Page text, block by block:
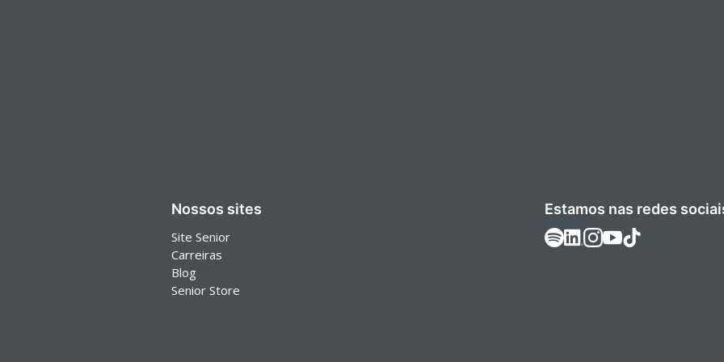
Nossos sites
Site Senior
Carreiras
Blog
Senior Store
Estamos nas redes